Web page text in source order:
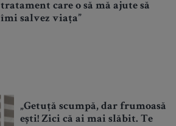
tratament care o să mă ajute să
îmi salvez viața”
„Getuță scumpă, dar frumoasă
ești! Zici că ai mai slăbit. Te